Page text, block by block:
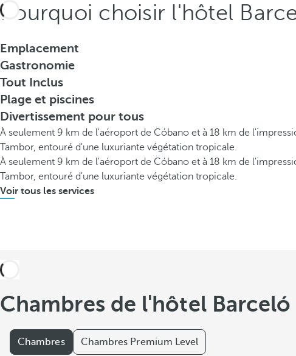
Pourquoi choisir l'hôtel
Emplacement
Gastronomie
Tout Inclus
Plage et piscines
Divertissement pour tous
À seulement 9 km de l'aéroport de Cóbano et à 18 km de
Tambor, entouré d'une luxuriante végétation tropicale.
À seulement 9 km de l'aéroport de Cóbano et à 18 km de
Tambor, entouré d'une luxuriante végétation tropicale.
Voir tous les services
Chambres de l'hôtel
Chambres Chambres Premium Level